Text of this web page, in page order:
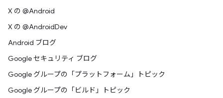
X の @Android
X の @AndroidDev
Android ブログ
Google セキュリティ ブログ
Google グループの「プラットフォーム」トピック
Google グループの「ビルド」トピック